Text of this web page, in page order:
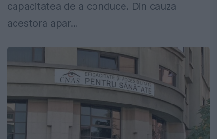
capacitatea de a conduce. Din cauza
acestora apar...